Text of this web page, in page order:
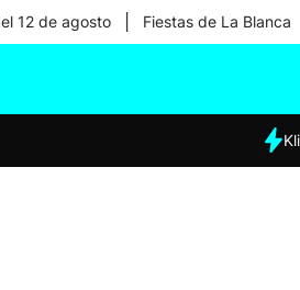
12 de agosto Fiestas de La Blanca